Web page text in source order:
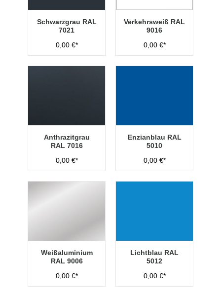
Schwarzgrau RAL
7021
0,00 €*
Verkehrsweiß RAL
9016
0,00 €*
Anthrazitgrau
RAL 7016
0,00 €*
Enzianblau RAL
5010
0,00 €*
Weißaluminium
RAL 9006
0,00 €*
Lichtblau RAL
5012
0,00 €*